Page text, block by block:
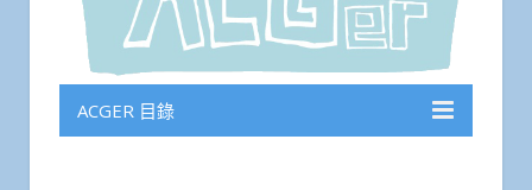
ACGER 目錄